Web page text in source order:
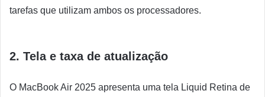
tarefas que utilizam ambos os processadores.
2. Tela e taxa de atualização
O MacBook Air 2025 apresenta uma tela Liquid Retina de